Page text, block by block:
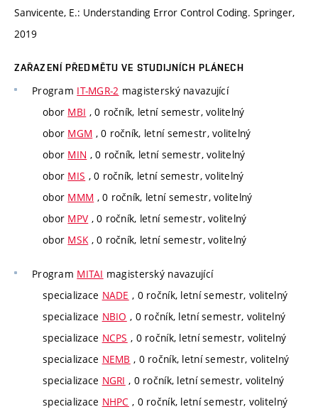
Sanvicente, E.: Understanding Error Control Coding. Springer,
2019
ZAŘAZENÍ PŘEDMĚTU VE STUDIJNÍCH PLÁNECH
Program IT-MGR-2 magisterský navazující
obor MBI , 0 ročník, letní semestr, volitelný
obor MGM , 0 ročník, letní semestr, volitelný
obor MIN , 0 ročník, letní semestr, volitelný
obor MIS , 0 ročník, letní semestr, volitelný
obor MMM , 0 ročník, letní semestr, volitelný
obor MPV , 0 ročník, letní semestr, volitelný
obor MSK, 0 ročník, letní semestr, volitelný
Program MITAI magisterský navazující
specializace NADE , 0 ročník, letní semestr, volitelný
specializace NBIO , 0 ročník, letní semestr, volitelný
specializace NCPS , 0 ročník, letní semestr, volitelný
specializace NEMB , 0 ročník, letní semestr, volitelný
specializace NGRI , 0 ročník, letní semestr, volitelný
specializace NHPC , 0 ročník, letní semestr, volitelný